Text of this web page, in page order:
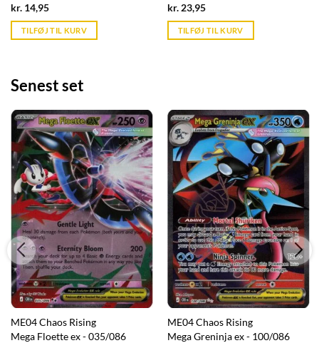
kr. 14,95Current
is:
kr. 39,95.
TILFØJ TIL KURV
kr.23,95Current
is:
kr. 39,95.
TILFØJ TIL KURV
Senest set
ME04 Chaos Rising
Mega Floette ex - 035/086
ME04 Chaos Rising
Mega Greninja ex - 100/086